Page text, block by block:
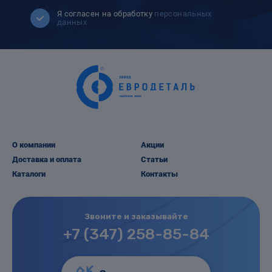
Я согласен на обработку персональных
данных
О компании
Доставка и оплата
Каталоги
Акции
Статьи
Контакты
Звоните и заказывайте
+7 (347) 258-85-84